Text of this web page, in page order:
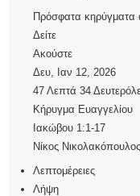
Πρόσφατα κηρύγματα
Δείτε
Ακούστε
Δευ, Ιαν 12, 2026
47 Λεπτά 34
Κήρυγμα Ευαγγελίου
Ιακώβου 1:1-17
Νίκος Νικολακόπουλος
Λεπτομέρειες
Λήψη